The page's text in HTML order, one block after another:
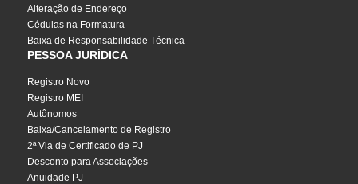
Alteração de Endereço
Cédulas na Formatura
Baixa de Responsabilidade Técnica
PESSOA JURÍDICA
Registro Novo
Registro MEI
Autônomos
Baixa/Cancelamento de Registro
2ª Via de Certificado de PJ
Desconto para Associações
Anuidade PJ